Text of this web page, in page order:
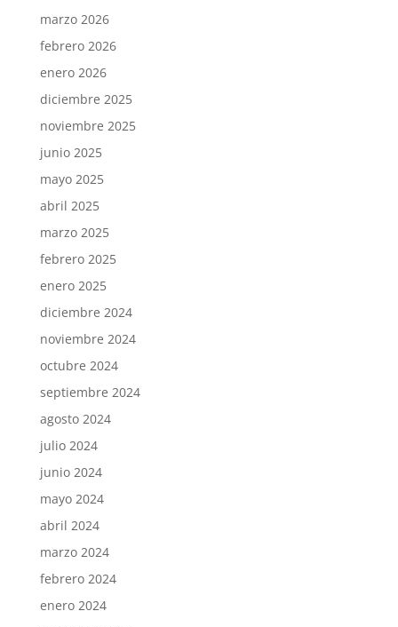
marzo 2026
febrero 2026
enero 2026
diciembre 2025
noviembre 2025
junio 2025
mayo 2025
abril 2025
marzo 2025
febrero 2025
enero 2025
diciembre 2024
noviembre 2024
octubre 2024
septiembre 2024
agosto 2024
julio 2024
junio 2024
mayo 2024
abril 2024
marzo 2024
febrero 2024
enero 2024